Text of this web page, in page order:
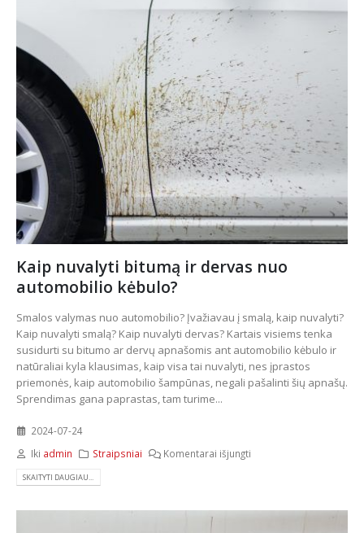
Kaip nuvalyti bitumą ir dervas nuo
automobilio kėbulo?
Smalos valymas nuo automobilio? Įvažiavau į smalą, kaip nuvalyti?
Kaip nuvalyti smalą? Kaip nuvalyti dervas? Kartais visiems tenka
susidurti su bitumo ar dervų apnašomis ant automobilio kėbulo ir
natūraliai kyla klausimas, kaip visa tai nuvalyti, nes įprastos
priemonės, kaip automobilio šampūnas, negali pašalinti šių apnašų.
Sprendimas gana paprastas, tam turime...
2024-07-24
Iki admin Straipsniai Komentarai išjungti
SKAITYTI DAUGIAU...